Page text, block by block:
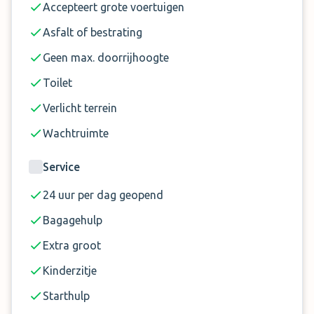
Accepteert grote voertuigen
Asfalt of bestrating
Geen max. doorrijhoogte
Toilet
Verlicht terrein
Wachtruimte
Service
24 uur per dag geopend
Bagagehulp
Extra groot
Kinderzitje
Starthulp